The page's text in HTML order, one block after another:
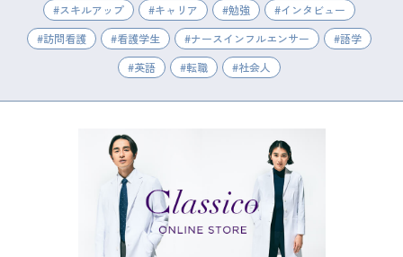
スキルアップ
キャリア 勉強
インタビュー
訪問看護
看護学生 ナースインフルエンサー
語学
英語
転職 社会人